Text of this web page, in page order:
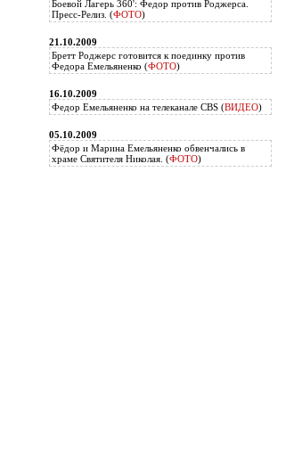
Боевой Лагерь 360': Федор против Роджерса.
Пресс-Релиз. (ФОТО)
21.10.2009
Бретт Роджерс готовится к поединку против
Федора Емельяненко (ФОТО)
16.10.2009
Федор Емельяненко на телеканале CBS (ВИДЕО)
05.10.2009
Фёдор и Марина Емельяненко обвенчались в
храме Святителя Николая. (ФОТО)